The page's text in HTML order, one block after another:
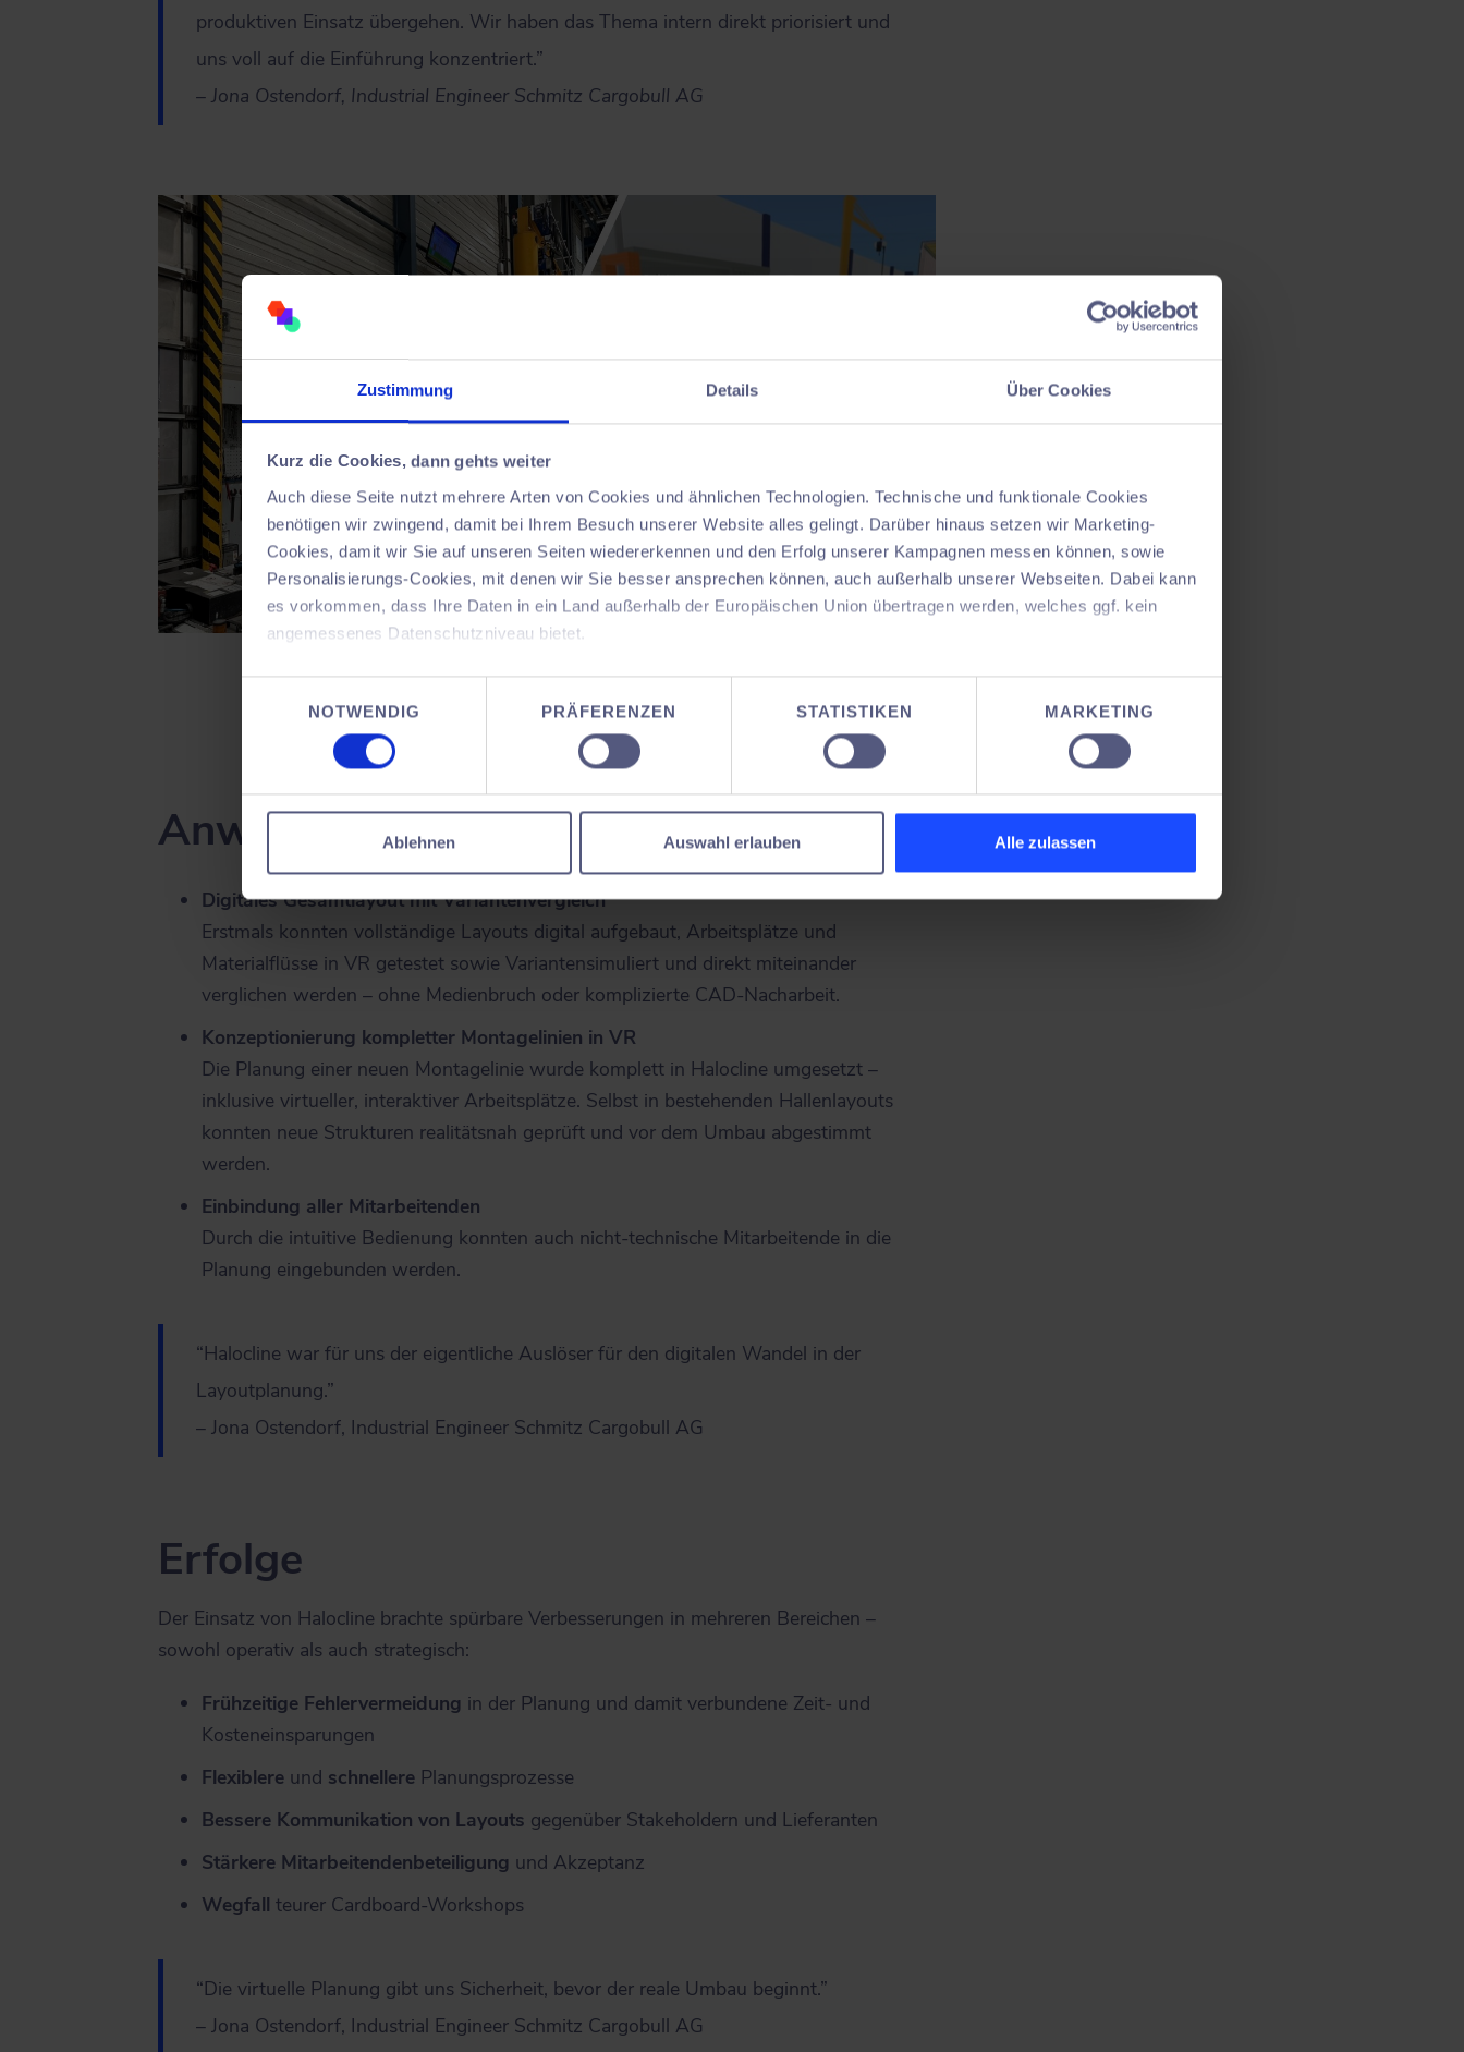
Zustimmung Details Über Cookies
Kurz die Cookies, dann gehts weiter
Auch diese Seite nutzt mehrere Arten von Cookies und ähnlichen Technologien. Technische und funktionale Cookies
benötigen wir zwingend, damit bei Ihrem Besuch unserer Website alles gelingt. Darüber hinaus setzen wir Marketing-
Cookies, damit wir Sie auf unseren Seiten wiedererkennen und den Erfolg unserer Kampagnen messen können, sowie
Personalisierungs-Cookies, mit denen wir Sie besser ansprechen können, auch außerhalb unserer Webseiten. Dabei kann
es vorkommen, dass Ihre Daten in ein Land außerhalb der Europäischen Union übertragen werden, welches ggf. kein
angemessenes Datenschutzniveau bietet.
dazu unter „Einstellungen“).
Sind Sie über 16? Dann willigen Sie mit „Annehmen“ in die Nutzung aller Cookies ein – und schon gehts weiter.
NOTWENDIG
PRÄFERENZEN STATISTIKEN MARKETING
Ablehnen Auswahl erlauben Alle zulassen
produktiven Einsatz übergehen. Wir haben das Thema intern direkt priorisiert und
uns voll auf die Einführung konzentriert.”
– Jona Ostendorf, Industrial Engineer Schmitz Cargobull AG
Anwendungsfelder
Digitales Gesamtlayout mit Variantenvergleich
Erstmals konnten vollständige Layouts digital aufgebaut, Arbeitsplätze und
Materialflüsse in VR getestet sowie Variantensimuliert und direkt miteinander
verglichen werden – ohne Medienbruch oder komplizierte CAD-Nacharbeit.
Konzeptionierung kompletter Montagelinien in VR
Die Planung einer neuen Montagelinie wurde komplett in Halocline umgesetzt –
inklusive virtueller, interaktiver Arbeitsplätze. Selbst in bestehenden Hallenlayouts
konnten neue Strukturen realitätsnah geprüft und vor dem Umbau abgestimmt
werden.
Einbindung aller Mitarbeitenden
Durch die intuitive Bedienung konnten auch nicht-technische Mitarbeitende in die
Planung eingebunden werden.
“Halocline war für uns der eigentliche Auslöser für den digitalen Wandel in der
Layoutplanung.”
– Jona Ostendorf, Industrial Engineer Schmitz Cargobull AG
Erfolge
Der Einsatz von Halocline brachte spürbare Verbesserungen in mehreren Bereichen –
sowohl operativ als auch strategisch:
Frühzeitige Fehlervermeidung in der Planung und damit verbundene Zeit- und
Kosteneinsparungen
Flexiblere und schnellere Planungsprozesse
Bessere Kommunikation von Layouts gegenüber Stakeholdern und Lieferanten
Stärkere Mitarbeitendenbeteiligung und Akzeptanz
Wegfall teurer Cardboard-Workshops
“Die virtuelle Planung gibt uns Sicherheit, bevor der reale Umbau beginnt.”
– Jona Ostendorf, Industrial Engineer Schmitz Cargobull AG